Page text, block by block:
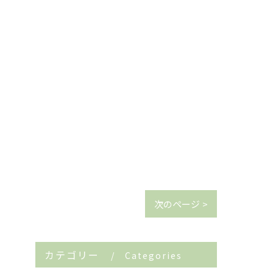
次のページ >
カテゴリー Categories